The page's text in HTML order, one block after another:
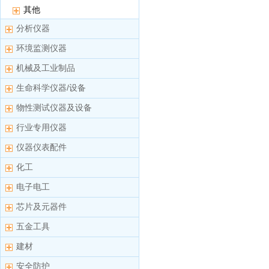
其他
分析仪器
环境监测仪器
机械及工业制品
生命科学仪器/设备
物性测试仪器及设备
行业专用仪器
仪器仪表配件
化工
电子电工
芯片及元器件
五金工具
建材
安全防护